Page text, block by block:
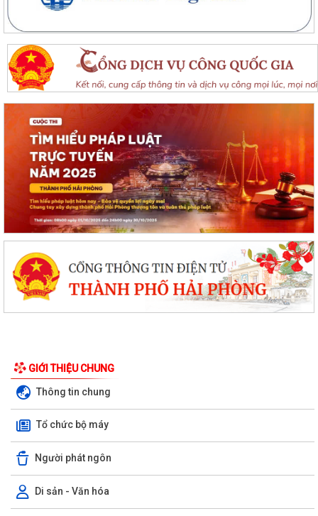
GIỚI THIỆU CHUNG
Thông tin chung
Tổ chức bộ máy
Người phát ngôn
Di sản - Văn hóa